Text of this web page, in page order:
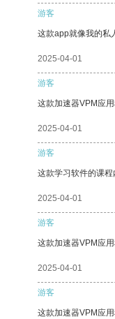
游客
这款app就像我的私
2025-04-01
游客
这款加速器VPM应
2025-04-01
游客
这款学习软件的课
2025-04-01
游客
这款加速器VPM应
2025-04-01
游客
这款加速器VPM应